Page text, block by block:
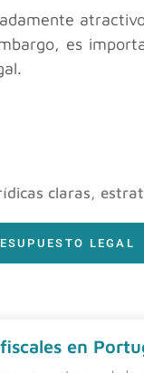
es
claras,
LEGAL
en